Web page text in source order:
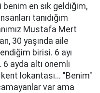
benim en sık geldiğim,
tanıdığım
Mustafa Mert
30 yaşında aile
birisi. 6 ayı
ayda altı önemli
kent lokantası... "Benim"
var ama